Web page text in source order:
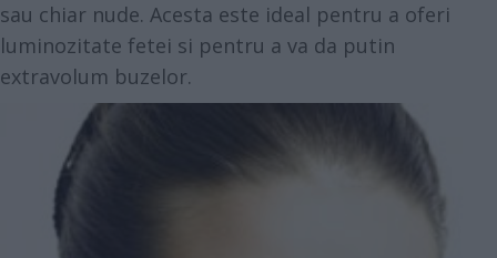
sau chiar nude. Acesta este ideal pentru a oferi
luminozitate fetei si pentru a va da putin
extravolum buzelor.